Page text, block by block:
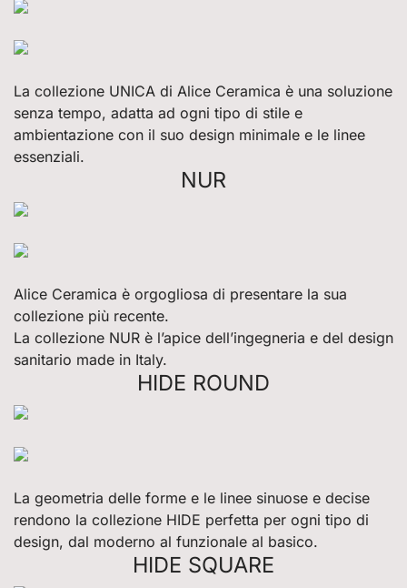
La collezione UNICA di Alice Ceramica è una soluzione
senza tempo, adatta ad ogni tipo di stile e
ambientazione con il suo design minimale e le linee
essenziali.
NUR
Alice Ceramica è orgogliosa di presentare la sua
collezione più recente.
La collezione NUR è l’apice dell’ingegneria e del design
sanitario made in Italy.
HIDE ROUND
La geometria delle forme e le linee sinuose e decise
rendono la collezione HIDE perfetta per ogni tipo di
design, dal moderno al funzionale al basico.
HIDE SQUARE